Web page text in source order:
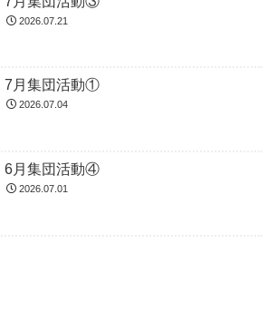
2026.07.21
7月集団活動①
2026.07.04
6月集団活動④
2026.07.01